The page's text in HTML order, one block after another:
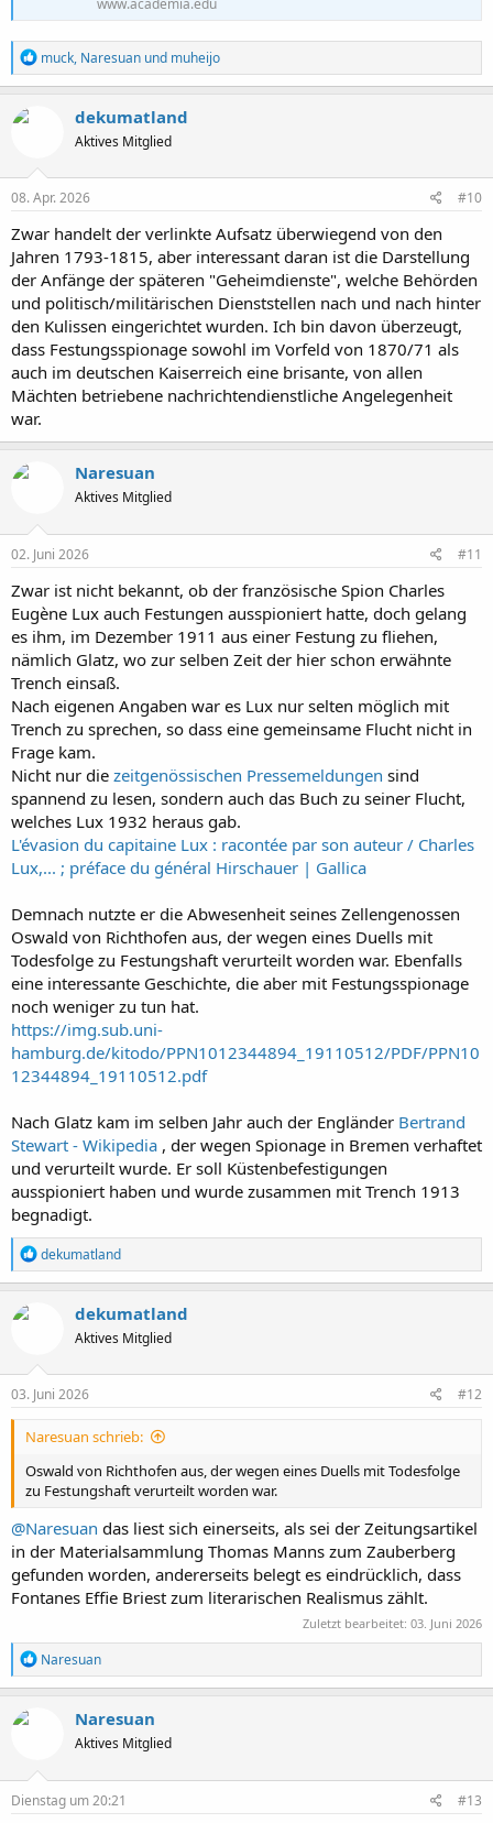
www.academia.edu
R
e
a
n
e
:
muck, Naresuan und muheijo
dekumatland
Aktives Mitglied
08. Apr. 2026 #10
Zwar handelt der verlinkte Aufsatz überwiegend von den
Jahren 1793-1815, aber interessant daran ist die Darstellung
der Anfänge der späteren "Geheimdienste", welche Behörden
und politisch/militärischen Dienststellen nach und nach hinter
den Kulissen eingerichtet wurden. Ich bin davon überzeugt,
dass Festungsspionage sowohl im Vorfeld von 1870/71 als
auch im deutschen Kaiserreich eine brisante, von allen
Mächten betriebene nachrichtendienstliche Angelegenheit
war.
Naresuan
Aktives Mitglied
02. Juni 2026 #11
Zwar ist nicht bekannt, ob der französische Spion Charles
Eugène Lux auch Festungen ausspioniert hatte, doch gelang
es ihm, im Dezember 1911 aus einer Festung zu fliehen,
nämlich Glatz, wo zur selben Zeit der hier schon erwähnte
Trench einsaß.
Nach eigenen Angaben war es Lux nur selten möglich mit
Trench zu sprechen, so dass eine gemeinsame Flucht nicht in
Frage kam.
Nicht nur die zeitgenössischen Pressemeldungen sind
spannend zu lesen, sondern auch das Buch zu seiner Flucht,
welches Lux 1932 heraus gab.
L'évasion du capitaine Lux : racontée par son auteur / Charles
Lux,... ; préface du général Hirschauer | Gallica
Demnach nutzte er die Abwesenheit seines Zellengenossen
Oswald von Richthofen aus, der wegen eines Duells mit
Todesfolge zu Festungshaft verurteilt worden war. Ebenfalls
eine interessante Geschichte, die aber mit Festungsspionage
noch weniger zu tun hat.
https://img.sub.uni-
hamburg.de/kitodo/PPN1012344894_19110512/PDF/PPN10
12344894_19110512.pdf
Nach Glatz kam im selben Jahr auch der Engländer Bertrand
Stewart - Wikipedia , der wegen Spionage in Bremen verhaftet
und verurteilt wurde. Er soll Küstenbefestigungen
ausspioniert haben und wurde zusammen mit Trench 1913
begnadigt.
R
e
a
n
e
dekumatland
dekumatland
Aktives Mitglied
03. Juni 2026 #12
Naresuan schrieb:
Oswald von Richthofen aus, der wegen eines Duells mit Todesfolge
zu Festungshaft verurteilt worden war.
@Naresuan das liest sich einerseits, als sei der Zeitungsartikel
in der Materialsammlung Thomas Manns zum Zauberberg
gefunden worden, andererseits belegt es eindrücklich, dass
Fontanes Effie Briest zum literarischen Realismus zählt.
Zuletzt bearbeitet: 03. Juni 2026
R
e
a
n
e
Naresuan
Naresuan
Aktives Mitglied
Dienstag um 20:21 #13